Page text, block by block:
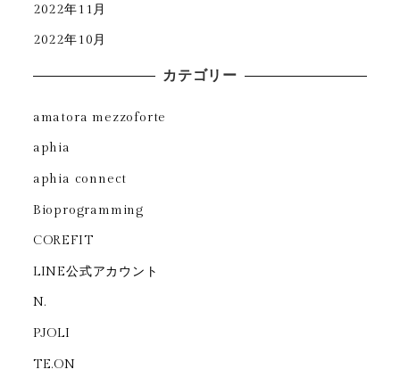
2022年11月
2022年10月
カテゴリー
amatora mezzoforte
aphia
aphia connect
Bioprogramming
COREFIT
LINE公式アカウント
N.
PJOLI
TE.ON